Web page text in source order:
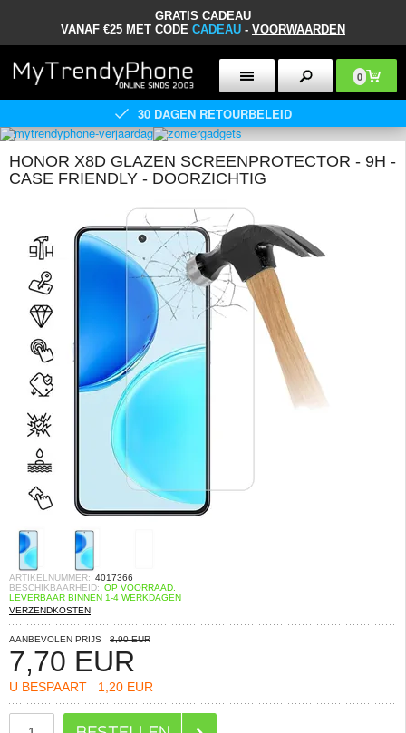
GRATIS CADEAU
VANAF €25 MET CODE CADEAU - VOORWAARDEN
0
30 DAGEN RETOURBELEID
HONOR X8D GLAZEN SCREENPROTECTOR - 9H -
CASE FRIENDLY - DOORZICHTIG
ARTIKELNUMMER: 4017366
BESCHIKBAARHEID: OP VOORRAAD.
LEVERBAAR BINNEN 1-4 WERKDAGEN
VERZENDKOSTEN
AANBEVOLEN PRIJS 8,90 EUR
7,70 EUR
U BESPAART 1,20 EUR